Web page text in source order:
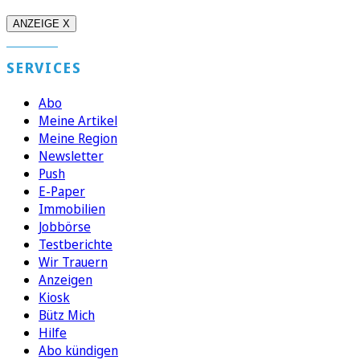
ANZEIGE X
SERVICES
Abo
Meine Artikel
Meine Region
Newsletter
Push
E-Paper
Immobilien
Jobbörse
Testberichte
Wir Trauern
Anzeigen
Kiosk
Bütz Mich
Hilfe
Abo kündigen